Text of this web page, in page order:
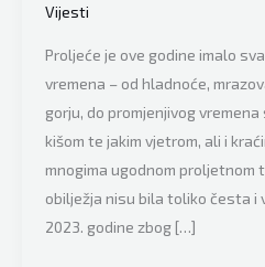
Vijesti
Proljeće je ove godine imalo
vremena – od hladnoće,
gorju, do promjenjivog
kišom te jakim vjetrom, ali i
mnogima ugodnom proljetnom
obilježja nisu bila toliko česta i
2023. godine zbog […]